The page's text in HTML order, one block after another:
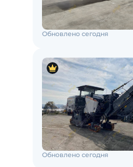
Обновлено сегодня
Обновлено сегодня